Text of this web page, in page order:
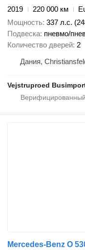
2019
220 000 км
Мощность 337 л.с.
Подвеска пневмо/
Количество дверей 2
Дания,
Vejstruproed
Mercedes-Benz O